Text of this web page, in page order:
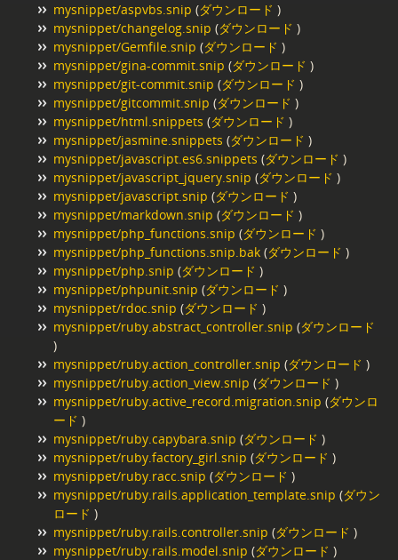
mysnippet/aspvbs.snip (ダウンロード )
mysnippet/changelog.snip (ダウンロード )
mysnippet/Gemfile.snip (ダウンロード )
mysnippet/gina-commit.snip (ダウンロード )
mysnippet/git-commit.snip (ダウンロード )
mysnippet/gitcommit.snip (ダウンロード )
mysnippet/html.snippets (ダウンロード )
mysnippet/jasmine.snippets (ダウンロード )
mysnippet/javascript.es6.snippets (ダウンロード )
mysnippet/javascript_jquery.snip (ダウンロード )
mysnippet/javascript.snip (ダウンロード )
mysnippet/markdown.snip (ダウンロード )
mysnippet/php_functions.snip (ダウンロード )
mysnippet/php_functions.snip.bak (ダウンロード )
mysnippet/php.snip (ダウンロード )
mysnippet/phpunit.snip (ダウンロード )
mysnippet/rdoc.snip (ダウンロード )
mysnippet/ruby.abstract_controller.snip (ダウンロード
)
mysnippet/ruby.action_controller.snip (ダウンロード )
mysnippet/ruby.action_view.snip (ダウンロード )
mysnippet/ruby.active_record.migration.snip (ダウンロ
ード )
mysnippet/ruby.capybara.snip (ダウンロード )
mysnippet/ruby.factory_girl.snip (ダウンロード )
mysnippet/ruby.racc.snip (ダウンロード )
mysnippet/ruby.rails.application_template.snip (ダウン
ロード )
mysnippet/ruby.rails.controller.snip (ダウンロード )
mysnippet/ruby.rails.model.snip (ダウンロード )